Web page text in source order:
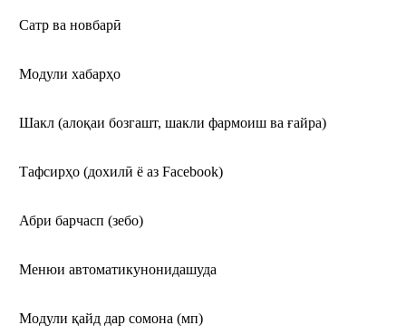
Сатр ва новбарӣ
Модули хабарҳо
Шакл (алоқаи бозгашт, шакли фармоиш ва ғайра)
Тафсирҳо (дохилӣ ё аз Facebook)
Абри барчасп (зебо)
Менюи автоматикунонидашуда
Модули қайд дар сомона (мп)